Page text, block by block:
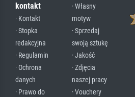
kontakt
· Kontakt
· Stopka
redakcyjna
· Regulamin
· Ochrona
danych
· Prawo do
· Własny
motyw
· Sprzedaj
swoją sztukę
· Jakość
· Zdjęcia
naszej pracy
· Vouchery